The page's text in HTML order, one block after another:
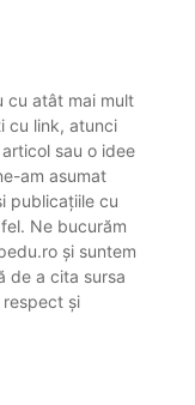
cu atât mai mult
cu link, atunci
sau o idee
am asumat
publicațiile cu
Ne bucurăm
și suntem
de a cita sursa
și